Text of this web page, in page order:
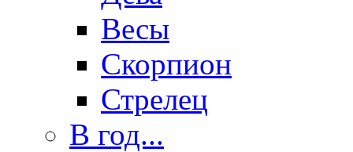
Весы
Скорпион
Стрелец
В год...